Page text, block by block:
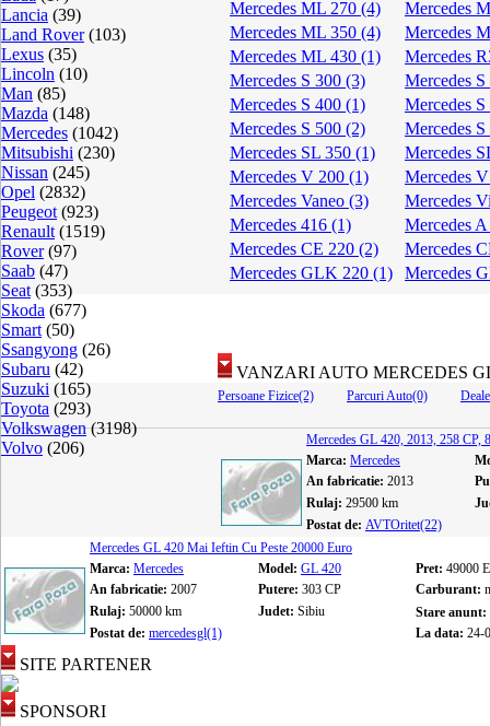
Lancia (39)
Land Rover(103)
Lexus (35)
Lincoln (10)
Man (85)
Mazda (148)
Mercedes (1042)
Mitsubishi (230)
Nissan (245)
Opel (2832)
Peugeot (923)
Renault (1519)
Rover(97)
Saab (47)
Seat(353)
Skoda (677)
Smart (50)
Ssangyong (26)
Subaru (42)
Suzuki (165)
Toyota (293)
Volkswagen(3198)
Volvo (206)
Mercedes ML 270 (4)
Mercedes
Mercedes ML 350 (4)
Mercedes
Mercedes ML 430 (1)
Mercedes
Mercedes S 300 (3)
Mercedes
Mercedes S 400 (1)
Mercedes
Mercedes S 500 (2)
Mercedes
Mercedes SL 350 (1)
Mercedes
Mercedes V 200 (1)
Mercedes
Mercedes Vaneo (3)
Mercedes
Mercedes 416 (1)
Mercedes
Mercedes CE 220 (2)
Mercedes
Mercedes GLK 220 (1)
Mercedes
VANZARI AUTO MERCEDES
Persoane Fizice(2) Parcuri Auto(0)
Mercedes GL 420, 2013, 258 CP,
Marca: Mercedes
An fabricatie: 2013
Rulaj: 29500 km
Postat de: AVTOritet(22)
Mercedes GL 420 Mai Ieftin Cu Peste 20000 Euro
Marca: Mercedes Model: GL 420 Pret: 49000
An fabricatie: 2007 Putere: 303 CP Carburant:
Rulaj: 50000 km Judet: Sibiu
Stare anunt:
Postat de: mercedesgl(1) La data: 24-
SITE PARTENER
SPONSORI